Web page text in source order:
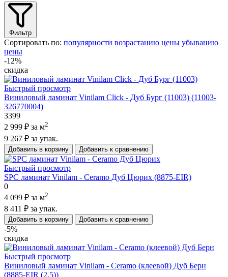
Фильтр
Сортировать по: популярности возрастанию цены убыванию
цены
-12%
скидка
Быстрый просмотр
Виниловый ламинат Vinilam Click - Дуб Бург (11003) (11003-
326770004)
3399
2 999 ₽ за м2
9 267 ₽ за упак.
Добавить в корзину Добавить к сравнению
Быстрый просмотр
SPC ламинат Vinilam - Ceramo Дуб Цюрих (8875-EIR)
0
4 099 ₽ за м2
8 411 ₽ за упак.
Добавить в корзину Добавить к сравнению
-5%
скидка
Быстрый просмотр
Виниловый ламинат Vinilam - Ceramo (клеевой) Дуб Берн
(8885-EIR (2.5))